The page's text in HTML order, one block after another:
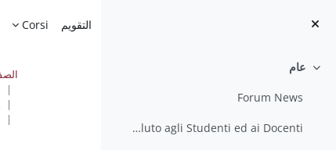
التقويم Corsi
طيعام
Forum News
Saluto agli Studenti ed ai Docenti